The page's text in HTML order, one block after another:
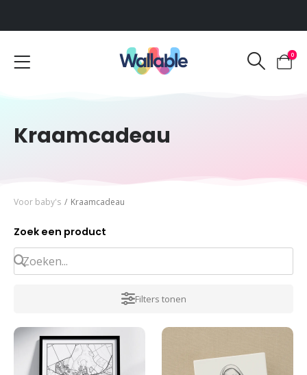
Voor 12:00 uur besteld, dezelfde werkdag verzonden
0
Kraamcadeau
Voor baby's / Kraamcadeau
Zoek een product
Filters tonen